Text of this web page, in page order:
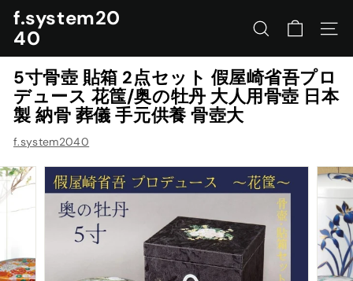
ン
プ
す
る
f.system20
40
サイトを検索する
ナビ
5寸骨壺 貼箱 2点セット 假屋崎省吾プロ
デュース 花筺/奥の牡丹 大人用骨壺 日本
製 納骨 葬儀 手元供養 骨壺大
f.system2040